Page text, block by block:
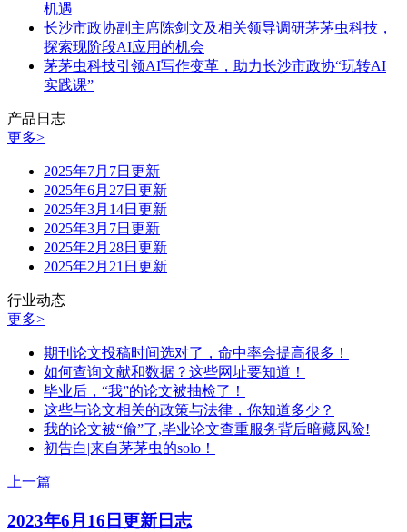
机遇
长沙市政协副主席陈剑文及相关领导调研茅茅虫科技，
探索现阶段AI应用的机会
茅茅虫科技引领AI写作变革，助力长沙市政协“玩转AI
实践课”
产品日志
更多>
2025年7月7日更新
2025年6月27日更新
2025年3月14日更新
2025年3月7日更新
2025年2月28日更新
2025年2月21日更新
行业动态
更多>
期刊论文投稿时间选对了，命中率会提高很多！
如何查询文献和数据？这些网址要知道！
毕业后，“我”的论文被抽检了！
这些与论文相关的政策与法律，你知道多少？
我的论文被“偷”了,毕业论文查重服务背后暗藏风险!
初告白|来自茅茅虫的solo！
上一篇
2023年6月16日更新日志